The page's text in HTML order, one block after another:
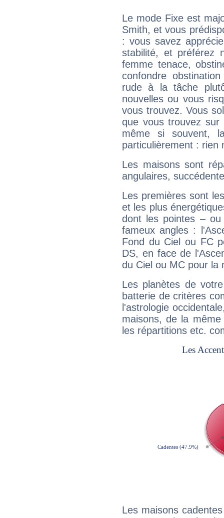
Le mode Fixe est
Smith, et vous
: vous savez
stabilité, et préférez
femme tenace,
confondre
rude à la tâche
nouvelles ou vous
vous trouvez. Vous
que vous trouvez
même si souvent,
particulièrement : rien
Les maisons sont
angulaires,
Les premières sont
et les plus
dont les pointes –
fameux angles :
Fond du Ciel ou FC
DS, en face de
du Ciel ou MC pour la
Les planètes de
batterie de critères
l'astrologie
maisons, de la
les répartitions etc.
Les maisons